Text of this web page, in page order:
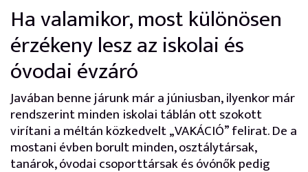
Ha valamikor, most különösen
érzékeny lesz az iskolai és
óvodai évzáró
Javában benne járunk már a júniusban, ilyenkor már
rendszerint minden iskolai táblán ott szokott
virítani a méltán közkedvelt „VAKÁCIÓ” felirat. De a
mostani évben borult minden, osztálytársak,
tanárok, óvodai csoporttársak és óvónők pedig